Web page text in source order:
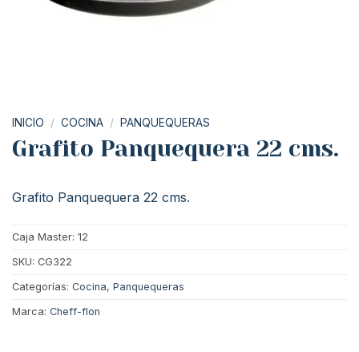
INICIO / COCINA / PANQUEQUERAS
Grafito Panquequera 22 cms.
Grafito Panquequera 22 cms.
Caja Master: 12
SKU: CG322
Categorías: Cocina, Panquequeras
Marca: Cheff-flon